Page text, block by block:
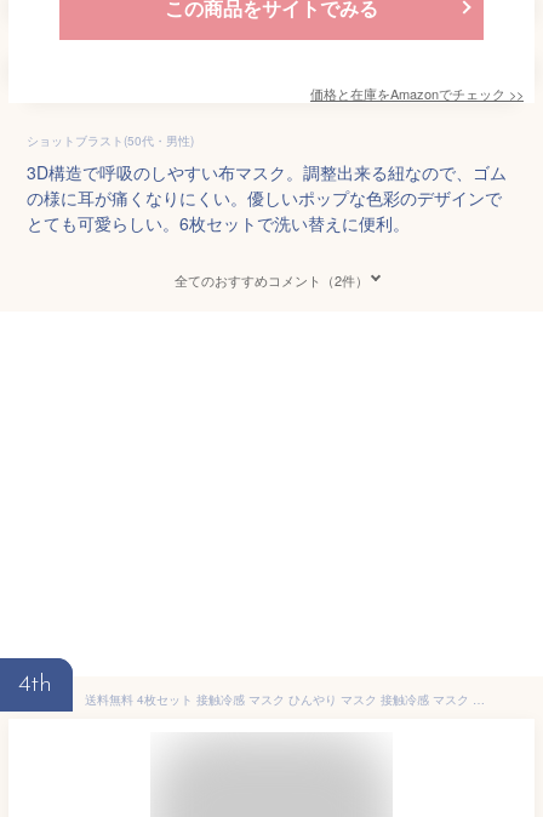
この商品をサイトでみる
価格と在庫をAmazonでチェック >>
ショットブラスト(50代・男性)
3D構造で呼吸のしやすい布マスク。調整出来る紐なので、ゴム
の様に耳が痛くなりにくい。優しいポップな色彩のデザインで
とても可愛らしい。6枚セットで洗い替えに便利。
全てのおすすめコメント（2件）
4th
送料無料 4枚セット 接触冷感 マスク ひんやり マスク 接触冷感 マスク 子ども用 小さめ マスク 子供用マスク こども キッズ kids 1層構造 洗える 男女兼用 子供用 冷感 マスク 夏用マスク 在庫あり 男の子 女の子 ゴム調節可能 かわいい 夏 用 マスク こども 子供 マスク